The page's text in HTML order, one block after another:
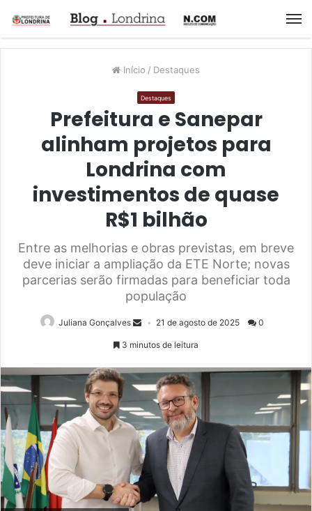
Início / Destaques
Destaques
Prefeitura e Sanepar
alinham projetos para
Londrina com
investimentos de quase
R$1 bilhão
Entre as melhorias e obras previstas, em breve
deve iniciar a ampliação da ETE Norte; novas
parcerias serão firmadas para beneficiar toda
população
Juliana Gonçalves 21 de agosto de 2025 0
3 minutos de leitura